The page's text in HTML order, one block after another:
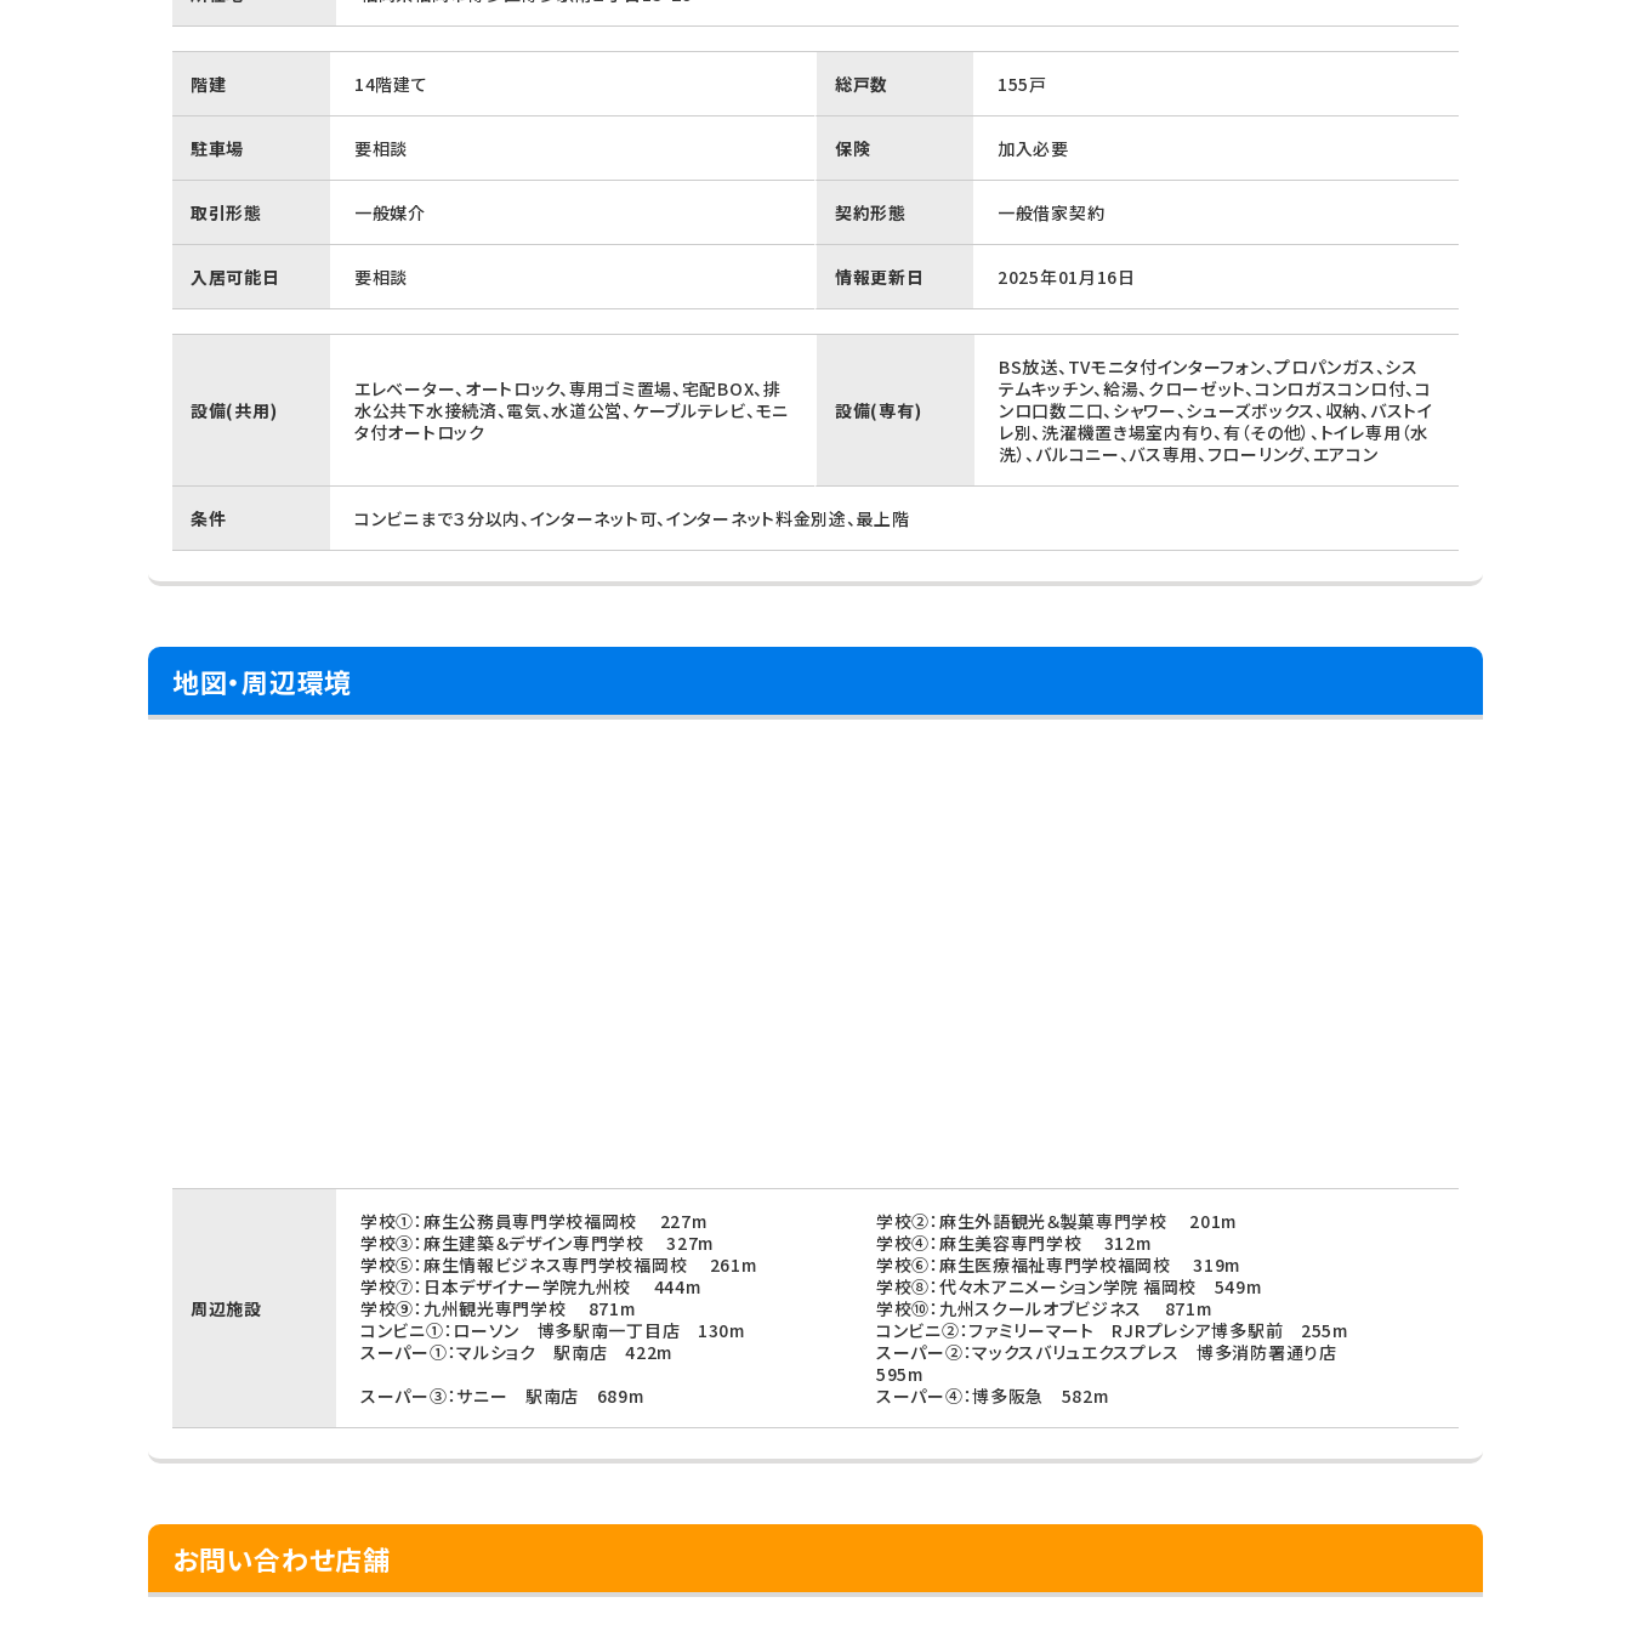
階建 14階建て 総戸数 155戸
駐車場 要相談 保険 加入必要
取引形態 一般媒介 契約形態 一般借家契約
入居可能日 要相談 情報更新日 2025年01月16日
設備(共用)
エレベーター、オートロック、専用ゴミ置場、宅配BOX、排
水公共下水接続済、電気、水道公営、ケーブルテレビ、モニ
タ付オートロック
設備(専有)
BS放送、TVモニタ付インターフォン、プロパンガス、シス
テムキッチン、給湯、クローゼット、コンロガスコンロ付、コ
ンロ口数二口、シャワー、シューズボックス、収納、バストイ
レ別、洗濯機置き場室内有り、有（その他）、トイレ専用（水
洗）、バルコニー、バス専用、フローリング、エアコン
条件 コンビニまで３分以内、インターネット可、インターネット料金別途、最上階
地図・周辺環境
周辺施設
学校①：麻生公務員専門学校福岡校 227m
学校②：麻生外語観光＆製菓専門学校 201m
学校③：麻生建築＆デザイン専門学校 327m
学校④：麻生美容専門学校 312m
学校⑤：麻生情報ビジネス専門学校福岡校 261m
学校⑥：麻生医療福祉専門学校福岡校 319m
学校⑦：日本デザイナー学院九州校 444m
学校⑧：代々木アニメーション学院 福岡校 549m
学校⑨：九州観光専門学校 871m
学校⑩：九州スクールオブビジネス 871m
コンビニ①：ローソン 博多駅南一丁目店 130m
コンビニ②：ファミリーマート RJRプレシア博多駅前 255m
スーパー①：マルショク 駅南店 422m
スーパー②：マックスバリュエクスプレス 博多消防署通り店
595m
スーパー③：サニー 駅南店 689m
スーパー④：博多阪急 582m
お問い合わせ店舗